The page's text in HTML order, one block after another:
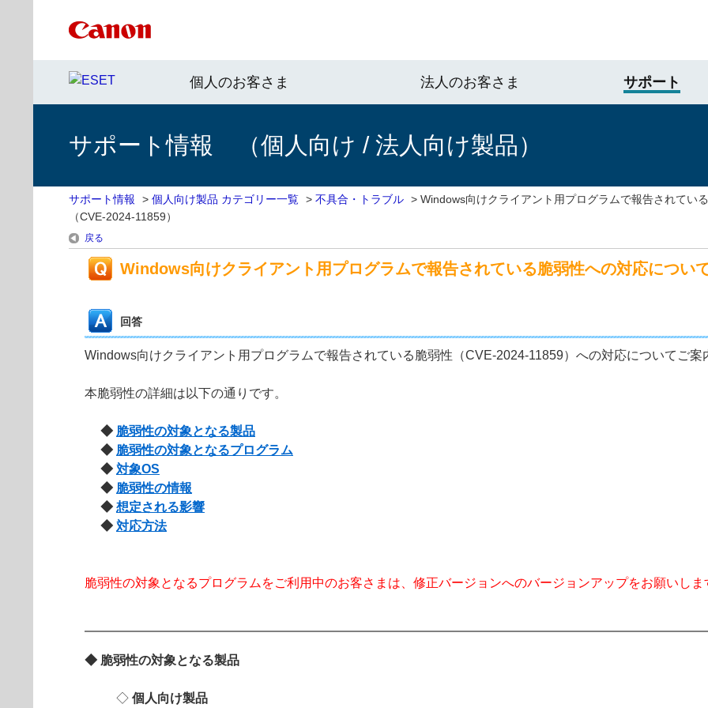
個人のお客さま 法人のお客さま サポート
サポート情報 （個人向け / 法人向け製品）
サポート情報 > 個人向け製品 カテゴリー一覧 > 不具合・トラブル > Windows向けクライアント用プログラムで報告されてい
（CVE-2024-11859）
戻る
Windows向けクライアント用プログラムで報告されている脆弱性への対応につい
回答
Windows向けクライアント用プログラムで報告されている脆弱性（CVE-2024-11859）への対応についてご案
本脆弱性の詳細は以下の通りです。
◆ 脆弱性の対象となる製品
◆ 脆弱性の対象となるプログラム
◆ 対象OS
◆ 脆弱性の情報
◆ 想定される影響
◆ 対応方法
脆弱性の対象となるプログラムをご利用中のお客さまは、修正バージョンへのバージョンアップをお願いしま
◆ 脆弱性の対象となる製品
◇ 個人向け製品